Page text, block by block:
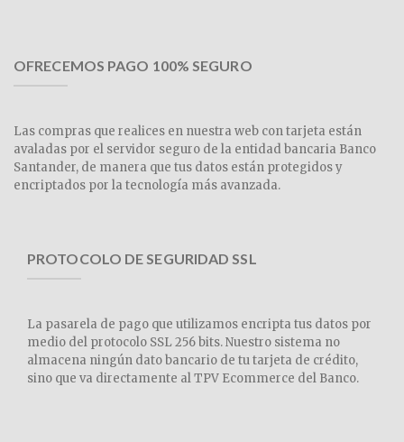
OFRECEMOS PAGO 100% SEGURO
Las compras que realices en nuestra web con tarjeta están
avaladas por el servidor seguro de la entidad bancaria Banco
Santander, de manera que tus datos están protegidos y
encriptados por la tecnología más avanzada.
PROTOCOLO DE SEGURIDAD SSL
La pasarela de pago que utilizamos encripta tus datos por
medio del protocolo SSL 256 bits. Nuestro sistema no
almacena ningún dato bancario de tu tarjeta de crédito,
sino que va directamente al TPV Ecommerce del Banco.